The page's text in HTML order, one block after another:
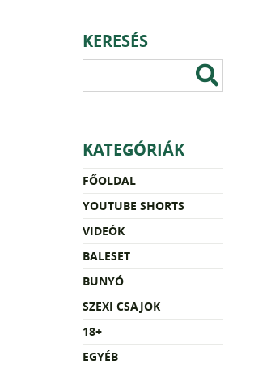
KERESÉS
KATEGÓRIÁK
FŐOLDAL
YOUTUBE SHORTS
VIDEÓK
BALESET
BUNYÓ
SZEXI CSAJOK
18+
EGYÉB